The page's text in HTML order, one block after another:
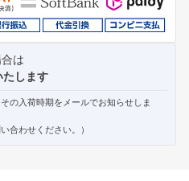
は
たします
の入荷時期をメールでお知らせしま
合わせください。）